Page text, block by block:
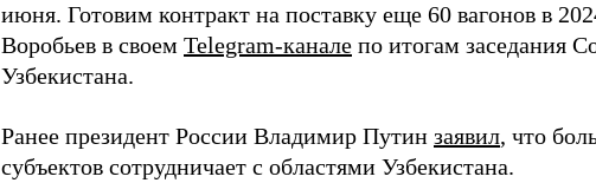
июня. Готовим контракт на поставку еще 60 вагонов в
Воробьев в своем Telegram-канале по итогам заседания
Узбекистана.
Ранее президент России Владимир Путин заявил, что
субъектов сотрудничает с областями Узбекистана.